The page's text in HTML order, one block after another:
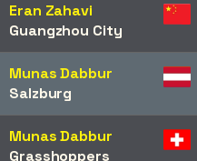
Eran Zahavi
Guangzhou City
Munas Dabbur
Salzburg
Munas Dabbur
Grasshoppers